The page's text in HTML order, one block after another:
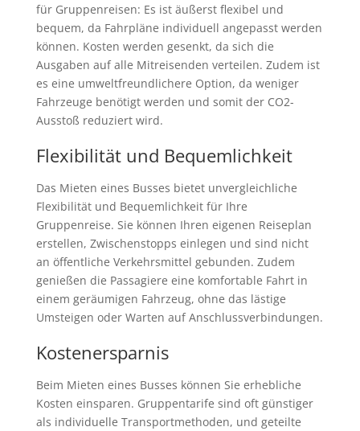
für Gruppenreisen: Es ist äußerst flexibel und
bequem, da Fahrpläne individuell angepasst werden
können. Kosten werden gesenkt, da sich die
Ausgaben auf alle Mitreisenden verteilen. Zudem ist
es eine umweltfreundlichere Option, da weniger
Fahrzeuge benötigt werden und somit der CO2-
Ausstoß reduziert wird.
Flexibilität und Bequemlichkeit
Das Mieten eines Busses bietet unvergleichliche
Flexibilität und Bequemlichkeit für Ihre
Gruppenreise. Sie können Ihren eigenen Reiseplan
erstellen, Zwischenstopps einlegen und sind nicht
an öffentliche Verkehrsmittel gebunden. Zudem
genießen die Passagiere eine komfortable Fahrt in
einem geräumigen Fahrzeug, ohne das lästige
Umsteigen oder Warten auf Anschlussverbindungen.
Kostenersparnis
Beim Mieten eines Busses können Sie erhebliche
Kosten einsparen. Gruppentarife sind oft günstiger
als individuelle Transportmethoden, und geteilte